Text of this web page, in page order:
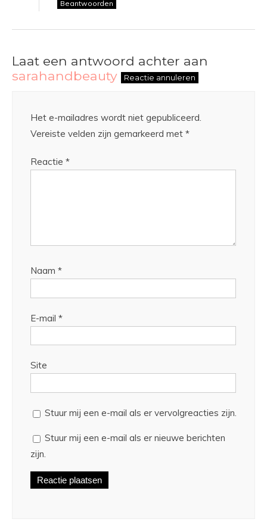
Beantwoorden
Laat een antwoord achter aan
sarahandbeauty
Reactie annuleren
Het e-mailadres wordt niet gepubliceerd.
Vereiste velden zijn gemarkeerd met *
Reactie *
Naam *
E-mail *
Site
Stuur mij een e-mail als er vervolgreacties zijn.
Stuur mij een e-mail als er nieuwe berichten
zijn.